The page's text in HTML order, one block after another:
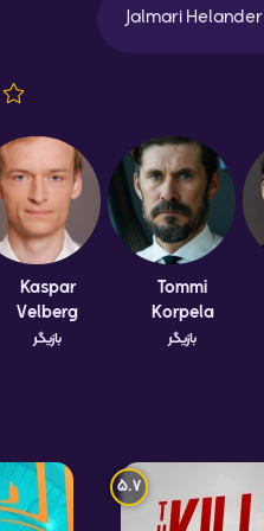
Jalmari Helander
Tommi
Korpela
بازیگر
Kaspar
Velberg
بازیگر
5.7